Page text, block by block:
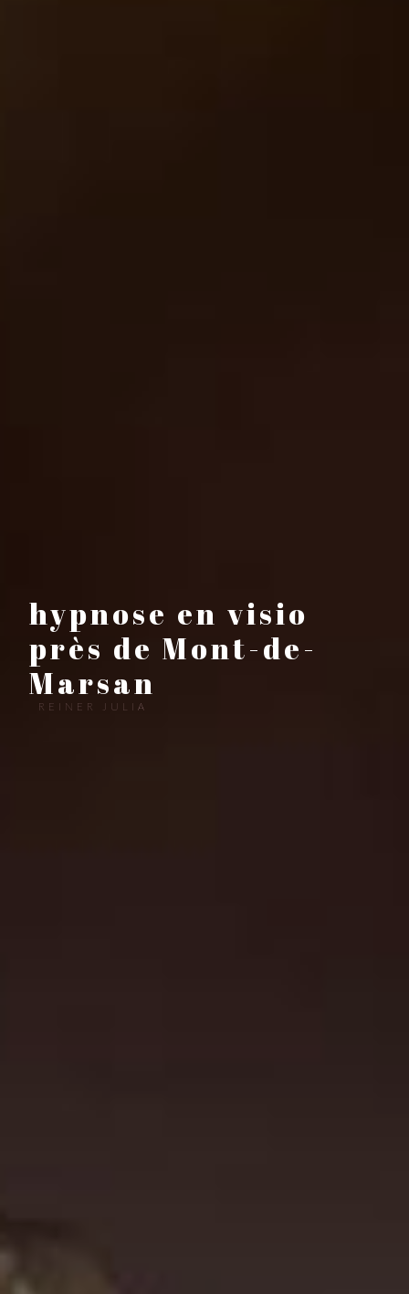
hypnose en visio
près de Mont-de-
Marsan
REINER JULIA